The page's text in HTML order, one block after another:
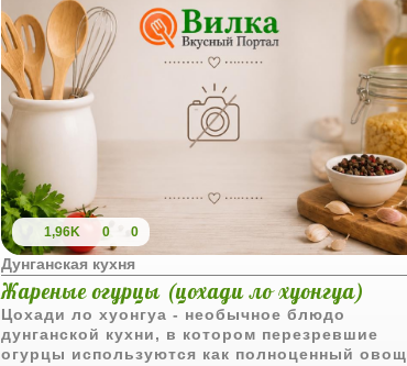
1,96K 0 0
Дунганская кухня
Жареные огурцы (цохади ло хуонгуа)
Цохади ло хуонгуа - необычное блюдо
дунганской кухни, в котором перезревшие
огурцы используются как полноценный овощ